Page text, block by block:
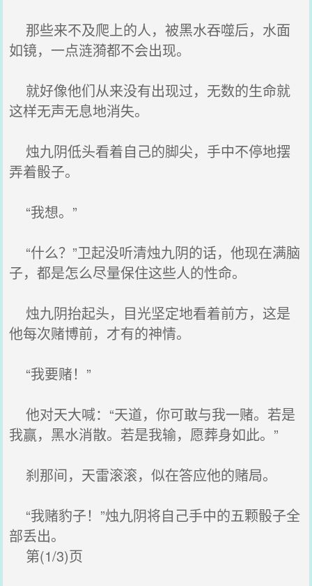
那些来不及爬上的人，被黑水吞噬后，水面
如镜，一点涟漪都不会出现。
就好像他们从来没有出现过，无数的生命就
这样无声无息地消失。
烛九阴低头看着自己的脚尖，手中不停地摆
弄着骰子。
“我想。”
“什么？”卫起没听清烛九阴的话，他现在满脑
子，都是怎么尽量保住这些人的性命。
烛九阴抬起头，目光坚定地看着前方，这是
他每次赌博前，才有的神情。
“我要赌！”
他对天大喊：“天道，你可敢与我一赌。若是
我赢，黑水消散。若是我输，愿葬身如此。”
刹那间，天雷滚滚，似在答应他的赌局。
“我赌豹子！”烛九阴将自己手中的五颗骰子全
部丢出。
第(1/3)页